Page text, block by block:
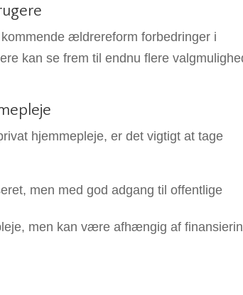
ældrereform forbedringer i
kan se frem til endnu flere
hjemmepleje, er det vigtigt at tage
men med god adgang til offentlige
men kan være afhængig af